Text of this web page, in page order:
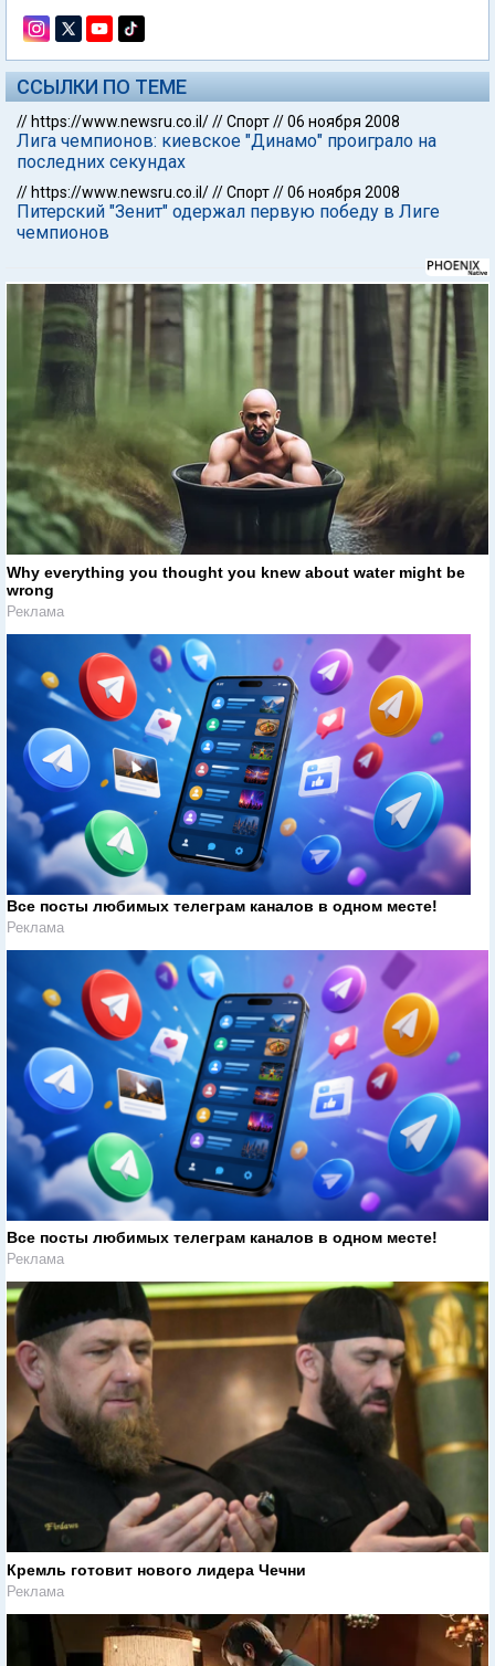
ССЫЛКИ ПО ТЕМЕ
// https://www.newsru.co.il///Спорт//06 ноября 2008
Лига чемпионов: киевское "Динамо" проиграло на
последних секундах
// https://www.newsru.co.il///Спорт//06 ноября 2008
Питерский "Зенит" одержал первую победу в Лиге
чемпионов
Why everything you thought you knew about water might be
wrong
Реклама
Все посты любимых телеграм каналов в одном месте!
Реклама
Все посты любимых телеграм каналов в одном месте!
Реклама
Кремль готовит нового лидера Чечни
Реклама